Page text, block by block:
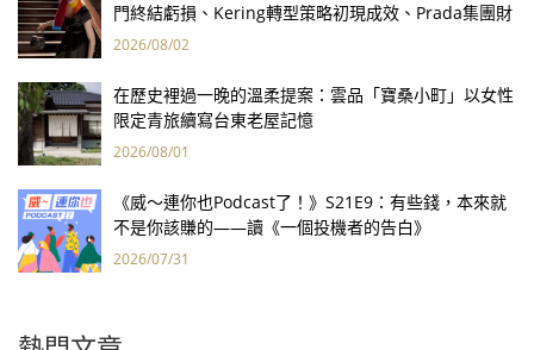
門終結虧損、Kering轉型策略初現成效、Prada集團財
報亮眼
2026/08/02
在歷史裡過一晚的溫柔提案：雲品「寶桑小町」以女性
限定青旅續寫台東老屋記憶
2026/08/01
《威～連你也Podcast了！》S21E9：有些錢，本來就
不是你該賺的——讀《一個投機者的告白》
2026/07/31